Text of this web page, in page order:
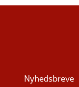
Nyhedsbreve